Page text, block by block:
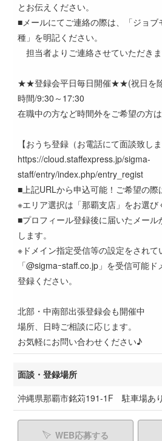
とお伝えください。
■メールにてご連絡の際は、「ジョ
種」を明記ください。
担当者よりご連絡させていただきま
★★登録会平日毎日開催★★(祝日を
時間/9:30～17:30
在職中の方など時間外をご希望の方
【おうち登録（お電話にて面談致しま
https://cloud.staffexpress.jp/sigma-
staff/entry/index.php/entry_regist
■上記URLから申込可能！ご希望の
※エリア選択は「那覇支店」をお選び
■プロフィール登録後に届いたメー
します。
※ドメイン指定受信等の設定をされて
「@sigmaｰstaff.co.jp」を受信可能
登録ください。
北部・中南部出張登録会も開催中
場所、日時ご相談に応じます。
お気軽にお問い合わせください♪
面談・登録場所
沖縄県那覇市銘苅191-1F 駐車場あり
WEB応募する